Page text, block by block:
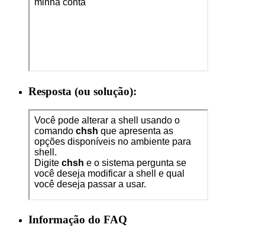
Resposta (ou solução):
Informação do FAQ